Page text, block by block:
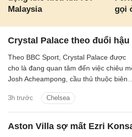
Malaysia
gọi
Crystal Palace theo đuổi hậu
3h trước Chelsea
Theo BBC Sport, Crystal Palace được
cho là đang quan tâm đến việc chiêu
Josh Acheampong, cầu thủ thuộc biên
Aston Villa sợ mất Ezri